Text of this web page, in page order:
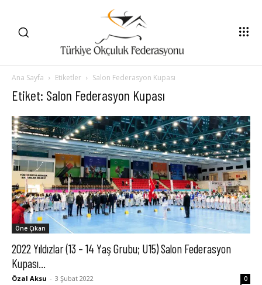
Ana Sayfa Etiketler Salon Federasyon Kupası
Etiket: Salon Federasyon Kupası
Öne Çıkan
2022 Yıldızlar (13 – 14 Yaş Grubu; U15) Salon Federasyon
Kupası...
Özal Aksu - 3 Şubat 2022 0